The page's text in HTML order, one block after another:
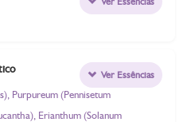
Purpureum (Pennisetum
Erianthum (Solanum
Ver Essências